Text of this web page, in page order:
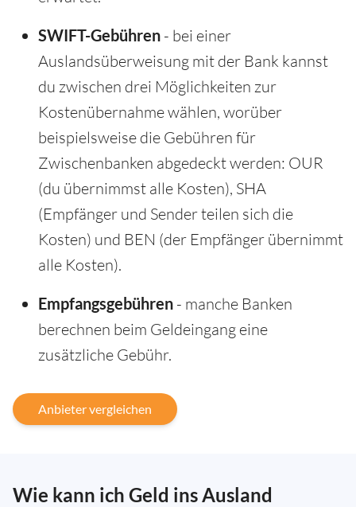
SWIFT-Gebühren - bei einer
Auslandsüberweisung mit der Bank kannst
du zwischen drei Möglichkeiten zur
Kostenübernahme wählen, worüber
beispielsweise die Gebühren für
Zwischenbanken abgedeckt werden: OUR
(du übernimmst alle Kosten), SHA
(Empfänger und Sender teilen sich die
Kosten) und BEN (der Empfänger übernimmt
alle Kosten).
Empfangsgebühren - manche Banken
berechnen beim Geldeingang eine
zusätzliche Gebühr.
Anbieter vergleichen
Wie kann ich Geld ins Ausland